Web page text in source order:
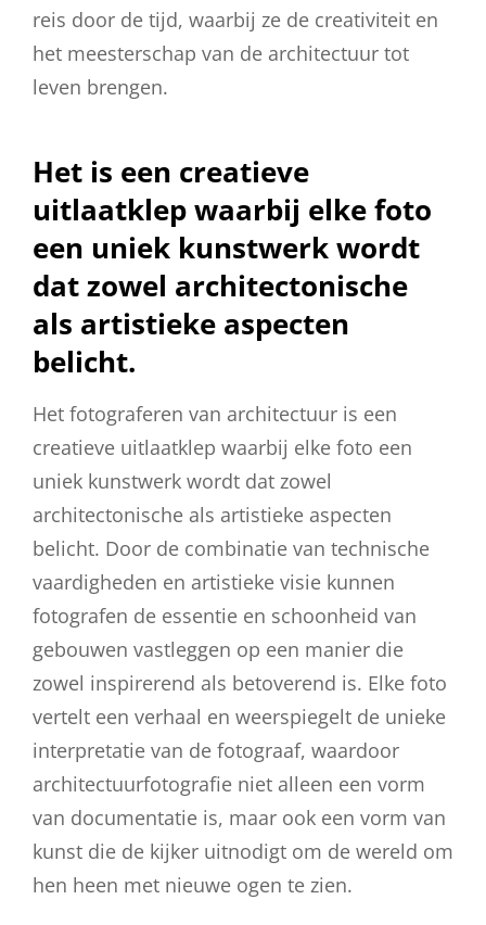
reis door de tijd, waarbij ze de creativiteit en
het meesterschap van de architectuur tot
leven brengen.
Het is een creatieve
uitlaatklep waarbij elke foto
een uniek kunstwerk wordt
dat zowel architectonische
als artistieke aspecten
belicht.
Het fotograferen van architectuur is een
creatieve uitlaatklep waarbij elke foto een
uniek kunstwerk wordt dat zowel
architectonische als artistieke aspecten
belicht. Door de combinatie van technische
vaardigheden en artistieke visie kunnen
fotografen de essentie en schoonheid van
gebouwen vastleggen op een manier die
zowel inspirerend als betoverend is. Elke foto
vertelt een verhaal en weerspiegelt de unieke
interpretatie van de fotograaf, waardoor
architectuurfotografie niet alleen een vorm
van documentatie is, maar ook een vorm van
kunst die de kijker uitnodigt om de wereld om
hen heen met nieuwe ogen te zien.